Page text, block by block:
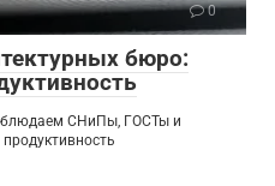
0
бюро:
СНиПы, ГОСТы и